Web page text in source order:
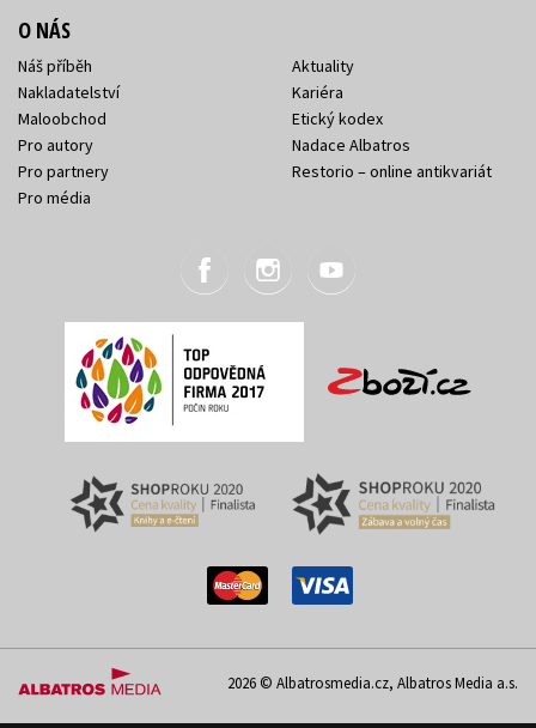
O NÁS
Náš příběh
Nakladatelství
Maloobchod
Pro autory
Pro partnery
Pro média
Aktuality
Kariéra
Etický kodex
Nadace Albatros
Restorio – online antikvariát
2026 © Albatrosmedia.cz, Albatros Media a.s.